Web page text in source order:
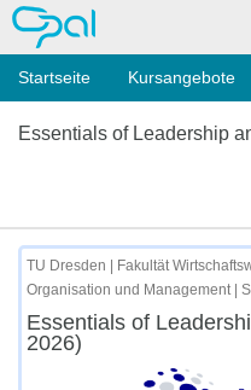
OPAL
Startseite Kursangebote
Essentials of Leadership
TU Dresden | Fakultät
Organisation und Management |
Essentials of
2026)